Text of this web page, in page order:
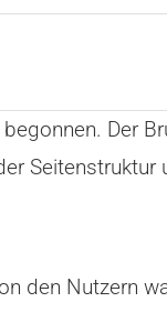
Der
Seitenstruktur
den Nutzern